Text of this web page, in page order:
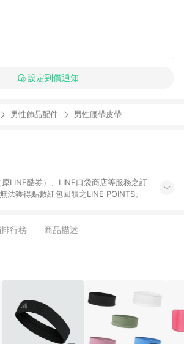
設定到價通知
男性飾品配件 男性腰帶皮帶
LINE酷券）、LINE口袋商店等服務之訂
法獲得點數紅包回饋之LINE POINTS。
行榜 商品描述